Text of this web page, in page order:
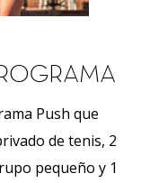
Push que
de tenis, 2
pequeño y 1